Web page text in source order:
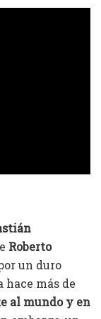
Roberto
un duro
más de
al mundo y en